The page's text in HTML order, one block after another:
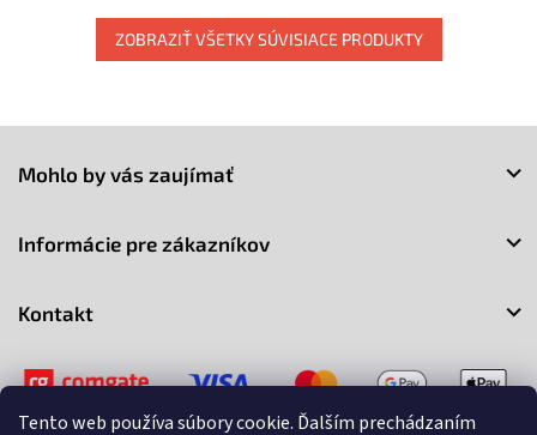
Tento web používa súbory cookie. Ďalším prechádzaním
ZOBRAZIŤ VŠETKY SÚVISIACE PRODUKTY
Mohlo by vás zaujímať
Informácie pre zákazníkov
Kontakt